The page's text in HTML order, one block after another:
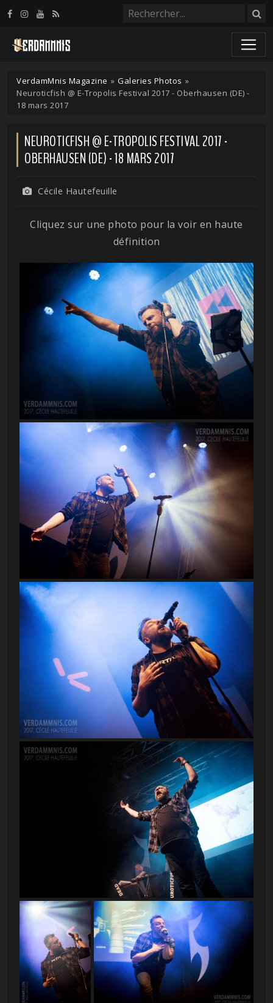
VerdamMnis Magazine » Galeries Photos »
Neuroticfish @ E-Tropolis Festival 2017 - Oberhausen (DE) -
18 mars 2017
NEUROTICFISH @ E-TROPOLIS FESTIVAL 2017 -
OBERHAUSEN (DE) - 18 MARS 2017
Cécile Hautefeuille
Cliquez sur une photo pour la voir en haute
définition
Panneau de gestion des cookies